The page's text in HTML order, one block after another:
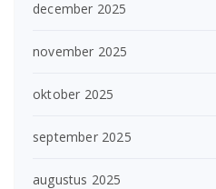
december 2025
november 2025
oktober 2025
september 2025
augustus 2025